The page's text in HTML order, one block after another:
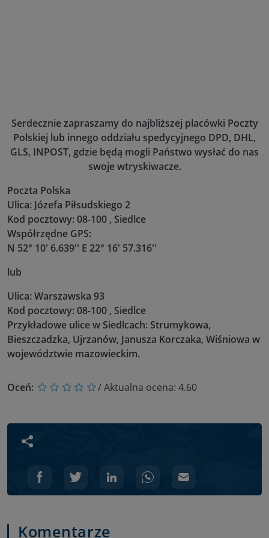
Serdecznie zapraszamy do najbliższej placówki Poczty
Polskiej lub innego oddziału spedycyjnego DPD, DHL,
GLS, INPOST, gdzie będą mogli Państwo wysłać do nas
swoje wtryskiwacze.
Poczta Polska
Ulica: Józefa Piłsudskiego 2
Kod pocztowy: 08-100 , Siedlce
Współrzędne GPS:
N 52° 10' 6.639'' E 22° 16' 57.316''
lub
Ulica: Warszawska 93
Kod pocztowy: 08-100 , Siedlce
Przykładowe ulice w Siedlcach: Strumykowa,
Bieszczadzka, Ujrzanów, Janusza Korczaka, Wiśniowa w
województwie mazowieckim.
Oceń: / Aktualna ocena: 4.60
Komentarze